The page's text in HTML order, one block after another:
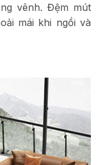
vênh. Đệm mút
mái khi ngồi và